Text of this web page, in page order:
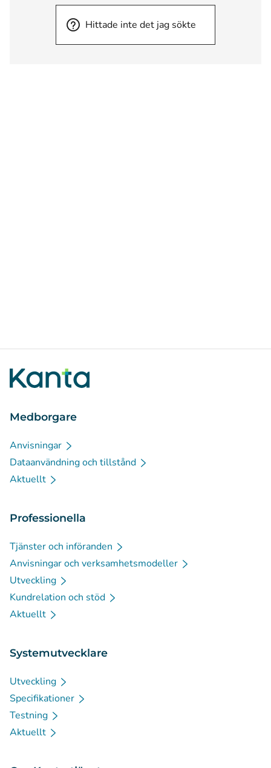
Hittade inte det jag sökte
Medborgare
Anvisningar
Dataanvändning och tillstånd
Aktuellt
Professionella
Tjänster och införanden
Anvisningar och verksamhetsmodeller
Utveckling
Kundrelation och stöd
Aktuellt
Systemutvecklare
Utveckling
Specifikationer
Testning
Aktuellt